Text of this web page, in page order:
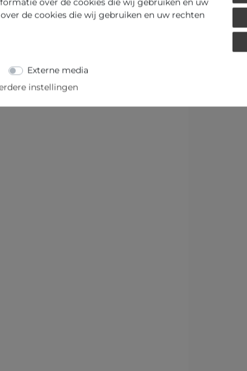
Art.-ID - 134198
de cookies die wij gebruiken en uw rechten
Externe media
instellingen